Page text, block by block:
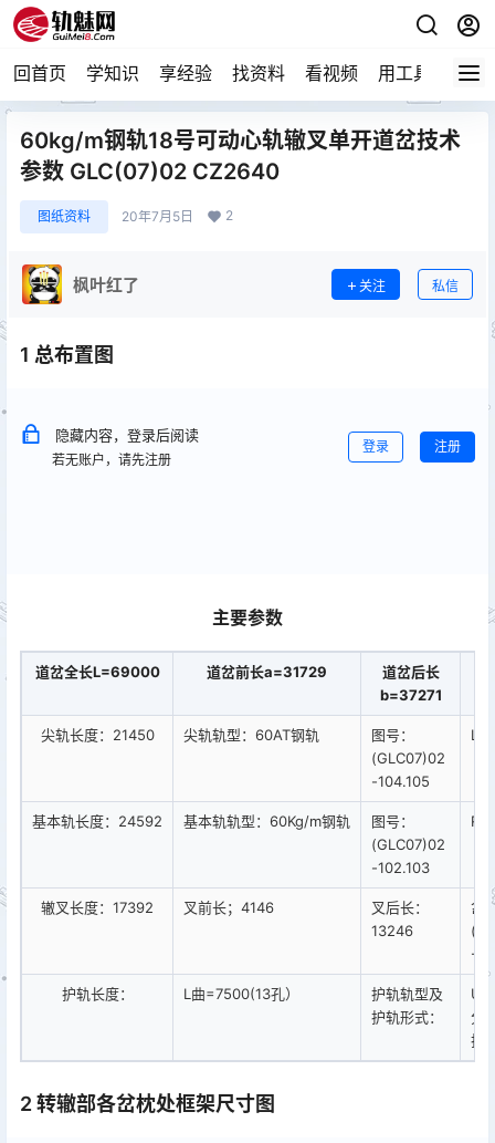
回首页 学知识 享经验 找资料 看视频 用工具 论技
60kg/m钢轨18号可动心轨辙叉单开道岔技术
参数 GLC(07)02 CZ2640
图纸资料 20年7月5日 2
枫叶红了 关注 私信
1 总布置图
隐藏内容，登录后阅读
若无账户，请先注册
登录 注册
主要参数
道岔全长L=69000 道岔前长a=31729
道岔后长
b=37271
尖轨长度：21450 尖轨轨型：60AT钢轨
图号：
(GLC07)02
-104.105
基本轨长度：24592 基本轨轨型：60Kg/m钢轨
图号：
(GLC07)02
-102.103
辙叉长度：17392 叉前长；4146
叉后长：
13246
岔
-
护轨长度： L曲=7500(13孔）
护轨轨型及
护轨形式：
分
护
2 转辙部各岔枕处框架尺寸图